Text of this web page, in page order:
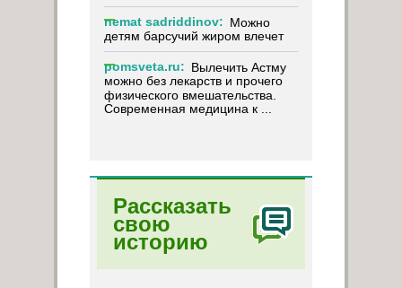
nemat sadriddinov: Можно
детям барсучий жиром влечет
pomsveta.ru: Вылечить Астму
можно без лекарств и прочего
физического вмешательства.
Современная медицина к ...
Рассказать
свою
историю